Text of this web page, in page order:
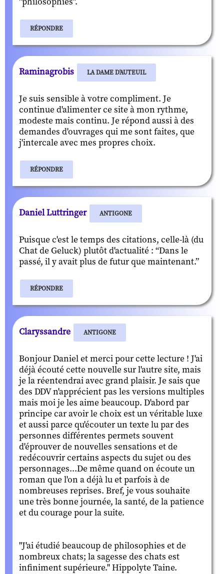
RÉPONDRE
Raminagrobis LA DAME D'AUTEUIL
Je suis sensible à votre compliment. Je
continue d'alimenter ce site à mon rythme,
modeste mais continu. Je répond aussi à des
demandes d'ouvrages qui me sont faites, que
j'intercale avec mes propres choix.
RÉPONDRE
Daniel Luttringer ANTIGONE
Puisque c'est le temps des citations, celle-là (du
Chat de Geluck) plutôt d'actualité : “Dans le
passé, il y avait plus de futur que maintenant.”
RÉPONDRE
Claryssandre ANTIGONE
Bonjour Daniel et merci pour cette lecture ! J'ai
déjà écouté cette nouvelle sur l'autre site, mais
je la réentendrai avec grand plaisir. Je sais que
des DDV n'apprécient pas les versions multiples
mais moi je les aime beaucoup. D'abord par
principe car avoir le choix est un véritable luxe
et aussi parce qu'écouter un texte lu par des
personnes différentes permets souvent
d'éprouver de nouvelles sensations et de
redécouvrir certains aspects du sujet ou des
personnages...De même quand on écoute un
roman que l'on a déjà lu et parfois à de
nombreuses reprises. Bref, je vous souhaite
une très bonne journée, la santé, de la patience
et du courage pour la suite.
"J'ai étudié beaucoup de philosophies et de
nombreux chats; la sagesse des chats est
infiniment supérieure." Hippolyte Taine.